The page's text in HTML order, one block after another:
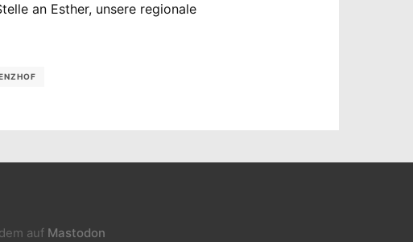
an Esther, unsere regionale
auf Mastodon